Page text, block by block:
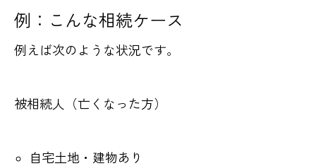
例：こんな相続ケース
例えば次のような状況です。
被相続人（亡くなった方）
自宅土地・建物あり